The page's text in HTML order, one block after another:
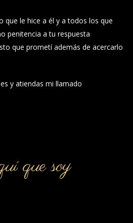
que le hice a él y a todos los que
penitencia a tu respuesta
que prometí además de acercarlo
y atiendas mi llamado
que soy